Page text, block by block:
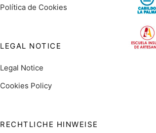
Política de Cookies
LEGAL NOTICE
Legal Notice
Cookies Policy
RECHTLICHE HINWEISE